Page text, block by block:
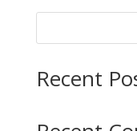
Recent